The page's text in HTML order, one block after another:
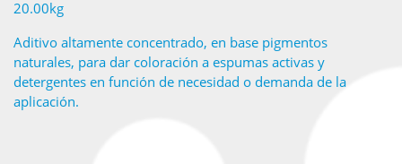
20.00kg
Aditivo altamente concentrado, en base pigmentos
naturales, para dar coloración a espumas activas y
detergentes en función de necesidad o demanda de la
aplicación.